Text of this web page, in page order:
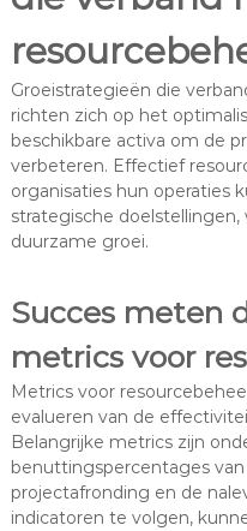
Groeistrategieën die
richten zich op het
beschikbare activa om de
verbeteren. Effectief
organisaties hun operaties
strategische
duurzame groei.
Succes meten
metrics voor
Metrics voor
evalueren van de
Belangrijke metrics zijn
benuttingspercentages
projectafronding en de
indicatoren te volgen,